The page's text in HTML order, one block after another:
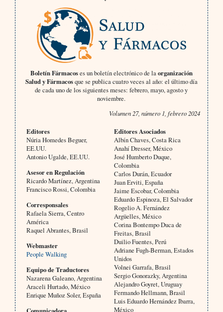
Boletín Fármacoses un boletín electrónico de laorganización
Salud y Fármacosque se publica cuatro veces al año: el último día
de cada uno de los siguientes meses: febrero, mayo, agosto y
noviembre.
Volumen 27, número 1, febrero 2024
Editores
Núria Homedes Beguer,
EE.UU.
Antonio Ugalde, EE.UU.
Asesor en Regulación
Ricardo Martínez, Argentina
Francisco Rossi, Colombia
Corresponsales
Rafaela Sierra, Centro
América
Raquel Abrantes, Brasil
Webmaster
People Walking
Equipo de Traductores
Nazarena Galeano, Argentina
Araceli Hurtado, México
Enrique Muñoz Soler, España
Editores Asociados
Albín Chaves, Costa Rica
Anahí Dresser, México
José Humberto Duque,
Colombia
Carlos Durán, Ecuador
Juan Erviti, España
Jaime Escobar, Colombia
Eduardo Espinoza, El Salvador
Rogelio A. Fernández
Argüelles, México
Corina Bontempo Duca de
Freitas, Brasil
Duilio Fuentes, Perú
Adriane Fugh-Berman, Estados
Unidos
Volnei Garrafa, Brasil
Sergio Gonorazky, Argentina
Alejandro Goyret, Uruguay
Fermando Hellmann, Brasil
Luis Eduardo Hernández Ibarra,
México